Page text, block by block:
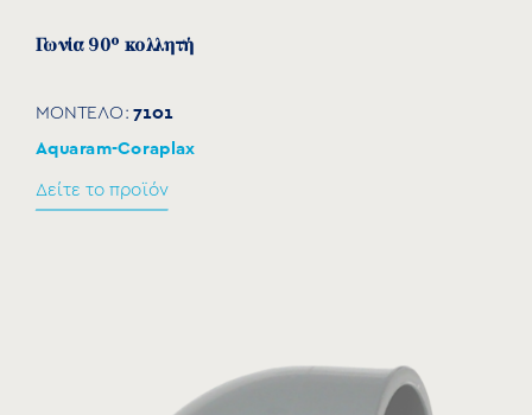
Γωνία 90° κολλητή
ΜΟΝΤΕΛΟ:7101
Aquaram-Coraplax
Δείτε το προϊόν